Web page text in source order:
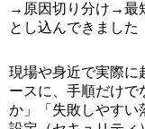
→原因切り分け→最
とし込んできました
現場や身近で実際に
ースに、手順だけで
か」「失敗しやすい